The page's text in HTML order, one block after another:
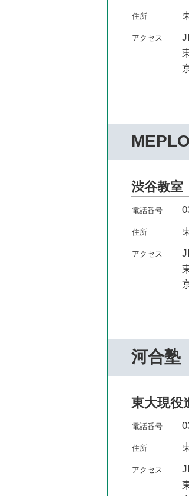
MEPLO
渋谷教室
河合塾
東大現役